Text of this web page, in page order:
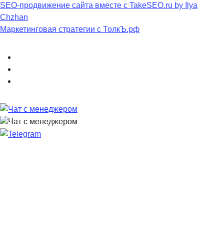
SEO-продвижение сайта вместе с TakeSEO.ru by Ilya
Chzhan
Маркетинговая стратегии с ТолкЪ.рф